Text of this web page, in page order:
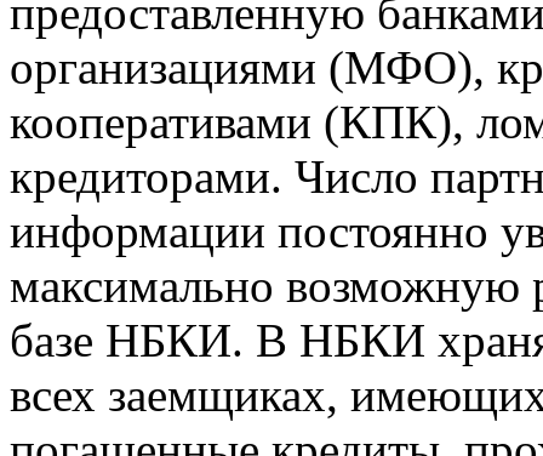
предоставленную
организациями (МФО),
кооперативами (КПК),
кредиторами. Число
информации постоянно
максимально возможную
базе НБКИ. В НБКИ
всех заемщиках,